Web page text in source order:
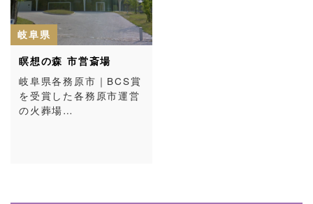
岐阜県
瞑想の森 市営斎場
岐阜県各務原市｜BCS賞
を受賞した各務原市運営
の火葬場…